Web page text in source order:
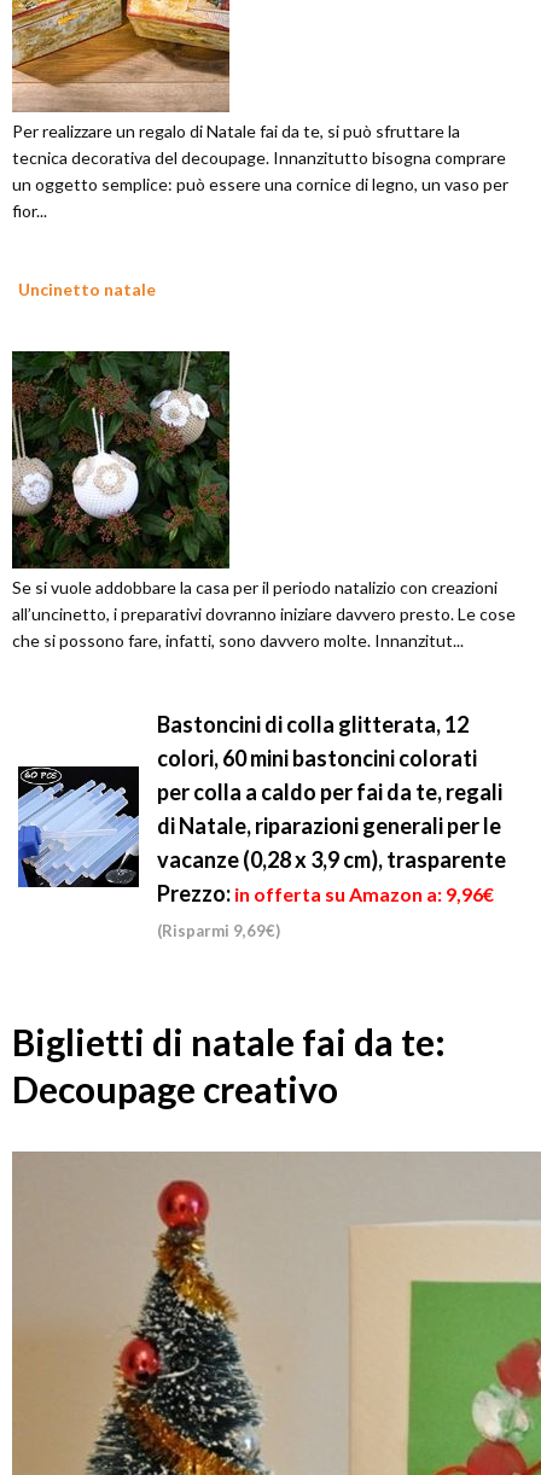
Per realizzare un regalo di Natale fai da te, si può sfruttare la
tecnica decorativa del decoupage. Innanzitutto bisogna comprare
un oggetto semplice: può essere una cornice di legno, un vaso per
fior...
Uncinetto natale
Se si vuole addobbare la casa per il periodo natalizio con creazioni
all’uncinetto, i preparativi dovranno iniziare davvero presto. Le cose
che si possono fare, infatti, sono davvero molte. Innanzitut...
Bastoncini di colla glitterata, 12
colori, 60 mini bastoncini colorati
per colla a caldo per fai da te, regali
di Natale, riparazioni generali per le
vacanze (0,28 x 3,9 cm), trasparente
Prezzo: in offerta su Amazon a: 9,96€
(Risparmi 9,69€)
Biglietti di natale fai da te:
Decoupage creativo